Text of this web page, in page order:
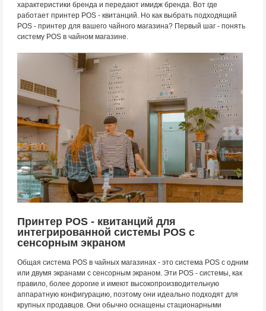
характеристики бренда и передают имидж бренда. Вот где
работает принтер POS - квитанций. Но как выбрать подходящий
POS - принтер для вашего чайного магазина? Первый шаг - понять
систему POS в чайном магазине.
Принтер POS - квитанций для
интегрированной системы POS с
сенсорным экраном
Общая система POS в чайных магазинах - это система POS с одним
или двумя экранами с сенсорным экраном. Эти POS - системы, как
правило, более дорогие и имеют высокопроизводительную
аппаратную конфигурацию, поэтому они идеально подходят для
крупных продавцов. Они обычно оснащены стационарными